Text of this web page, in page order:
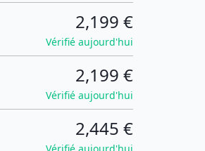
2,199 €
Vérifié aujourd'hui
2,199 €
Vérifié aujourd'hui
2,445 €